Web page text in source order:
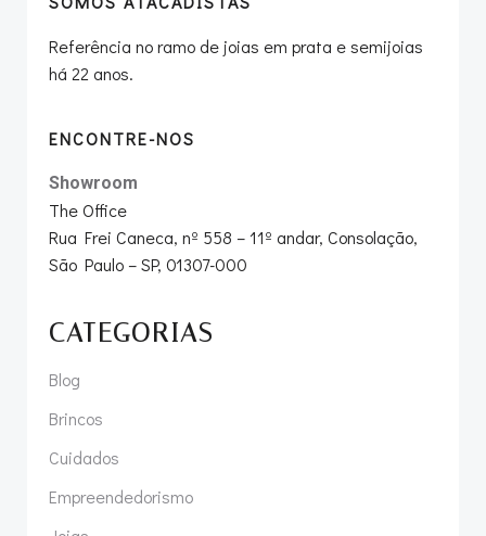
Referência no ramo de joias em prata e semijoias
há 22 anos.
ENCONTRE-NOS
Showroom
The Office
Rua Frei Caneca, nº 558 – 11º andar, Consolação,
São Paulo – SP, 01307-000
CATEGORIAS
Blog
Brincos
Cuidados
Empreendedorismo